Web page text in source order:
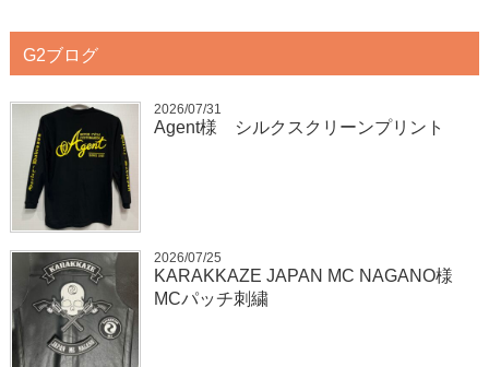
G2ブログ
2026/07/31
Agent様 シルクスクリーンプリント
2026/07/25
KARAKKAZE JAPAN MC NAGANO様
MCパッチ刺繍